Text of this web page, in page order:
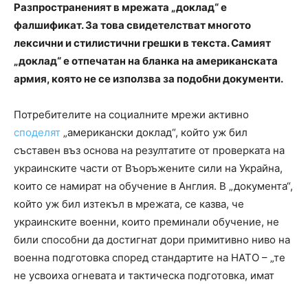
Разпространеният в мрежата „доклад“ е
фалшификат. За това свидетелстват многото
лексични и стилистични грешки в текста. Самият
„доклад“ е отпечатан на бланка на американската
армия, която не се използва за подобни документи.
Потребителите на социалните мрежи активно
споделят „американски доклад“, който уж бил
съставен въз основа на резултатите от проверката на
украинските части от Въоръжените сили на Украйна,
които се намират на обучение в Англия. В „документа“,
който уж бил изтекъл в мрежата, се казва, че
украинските военни, които преминали обучение, не
били способни да достигнат дори примитивно ниво на
военна подготовка според стандартите на НАТО – „те
не усвоиха огневата и тактическа подготовка, имат